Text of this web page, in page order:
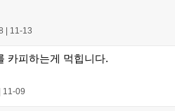
| 11-13
카피하는게 먹힙니다.
11-09